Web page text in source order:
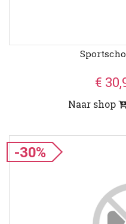
€
Naar shop
-30%